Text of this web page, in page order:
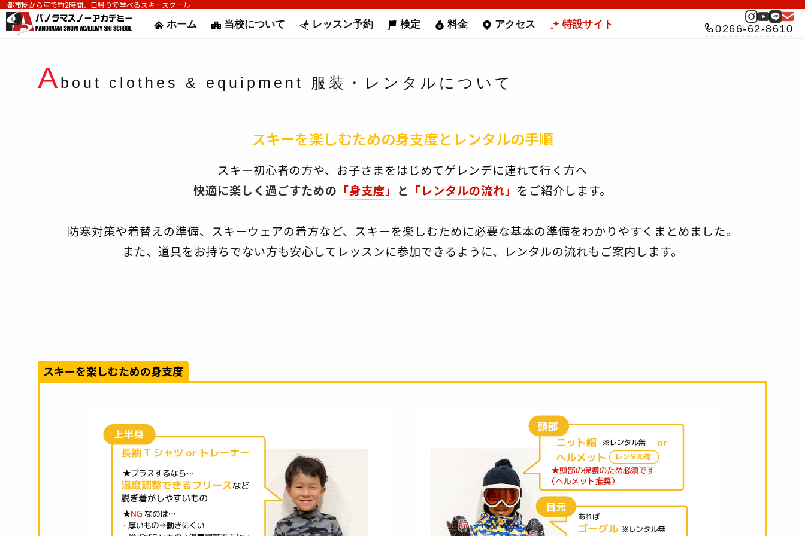
都市圏から車で約2時間、日帰りで学べるスキースクール
ホーム 当校について レッスン予約 検定 料金 アクセス 特設サイト 0266-62-8610
A bout clothes & equipment 服装・レンタルについて
スキーを楽しむための身支度とレンタルの手順
スキー初心者の方や、お子さまをはじめてゲレンデに連れて行く方へ――
快適に楽しく過ごすための 「身支度」 と 「レンタルの流れ」 をご紹介します。
防寒対策や着替えの準備、スキーウェアの着方など、スキーを楽しむために必要な基本の準備をわかりやすくまとめました。
また、道具をお持ちでない方も安心してレッスンに参加できるように、レンタルの流れもご案内します。
スキーを楽しむための身支度